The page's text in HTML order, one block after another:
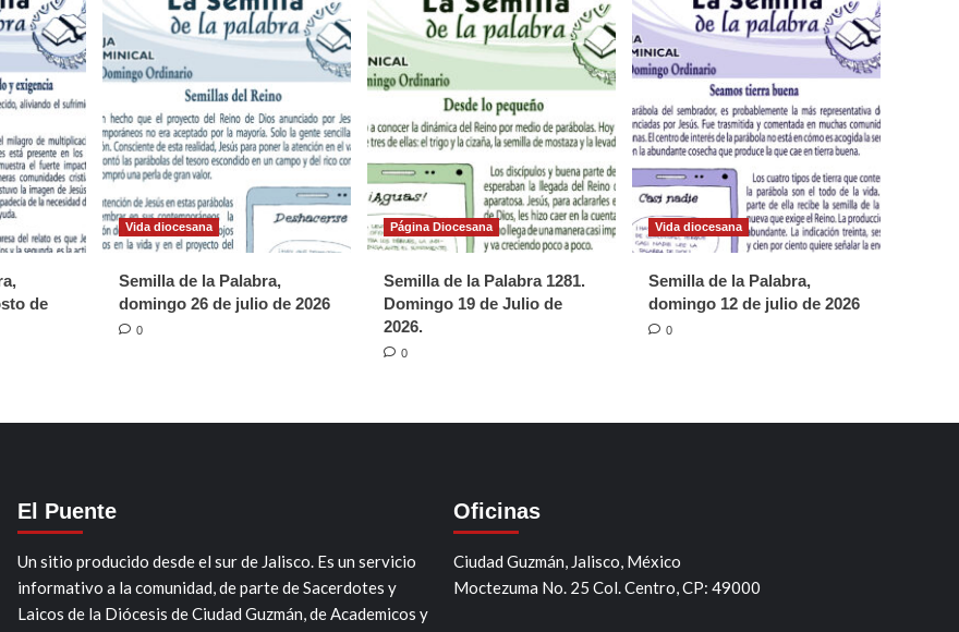
de
Vida diocesana
Semilla de la Palabra,
domingo 26 de julio de 2026
0
Página Diocesana
Semilla de la Palabra 1281.
Domingo 19 de Julio de
2026.
0
Vida diocesana
Semilla de la Palabra,
domingo 12 de julio de 2026
0
El Puente
Un sitio producido desde el sur de Jalisco. Es un servicio
informativo a la comunidad, de parte de Sacerdotes y
Laicos de la Diócesis de Ciudad Guzmán, de Academicos y
Oficinas
Ciudad Guzmán, Jalisco, México
Moctezuma No. 25 Col. Centro, CP: 49000